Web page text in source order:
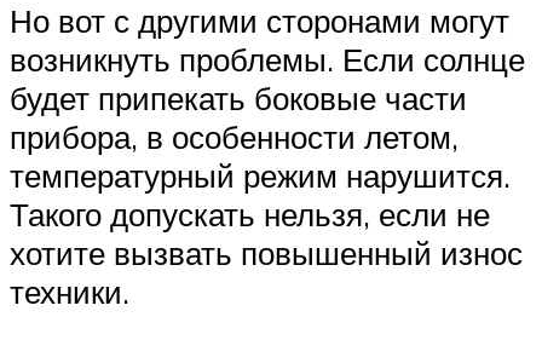
Но вот с другими сторонами могут
возникнуть проблемы. Если солнце
будет припекать боковые части
прибора, в особенности летом,
температурный режим нарушится.
Такого допускать нельзя, если не
хотите вызвать повышенный износ
техники.